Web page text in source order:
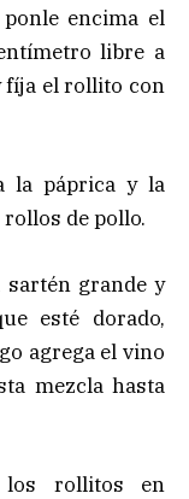
encima el
libre a
fíja el rollito con
la páprica y la
de pollo.
sartén grande y
esté dorado,
agrega el vino
mezcla hasta
rollitos en